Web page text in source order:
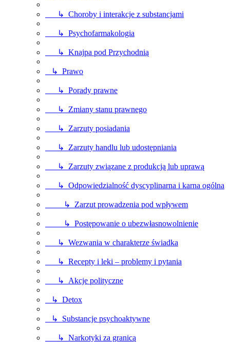
↳ Choroby i interakcje z substancjami
↳ Psychofarmakologia
↳ Knajpa pod Przychodnią
↳ Prawo
↳ Porady prawne
↳ Zmiany stanu prawnego
↳ Zarzuty posiadania
↳ Zarzuty handlu lub udostępniania
↳ Zarzuty związane z produkcją lub uprawą
↳ Odpowiedzialność dyscyplinarna i karna ogólna
↳ Zarzut prowadzenia pod wpływem
↳ Postępowanie o ubezwłasnowolnienie
↳ Wezwania w charakterze świadka
↳ Recepty i leki – problemy i pytania
↳ Akcje polityczne
↳ Detox
↳ Substancje psychoaktywne
↳ Narkotyki za granicą